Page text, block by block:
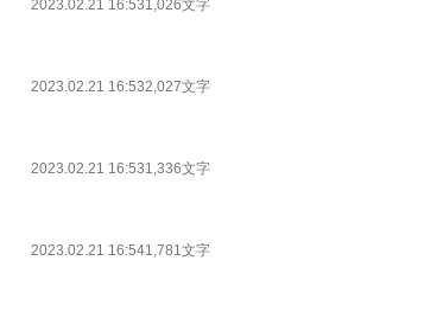
2023.02.21 16:531,026文字
2023.02.21 16:532,027文字
2023.02.21 16:531,336文字
2023.02.21 16:541,781文字